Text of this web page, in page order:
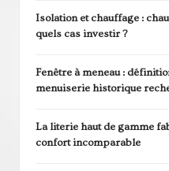
Isolation et chauffage :
quels cas investir ?
Fenêtre à meneau :
menuiserie historique
La literie haut de gamme
confort incomparable